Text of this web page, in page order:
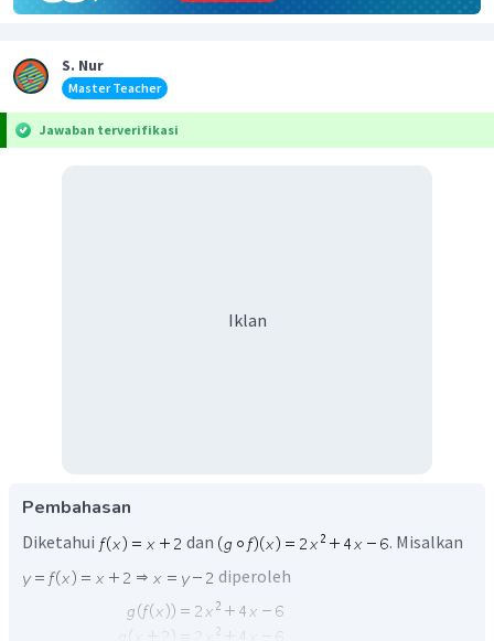
S. Nur
Master Teacher
Jawaban terverifikasi
Iklan
Pembahasan
Diketahui dan
. Misalkan
diperoleh